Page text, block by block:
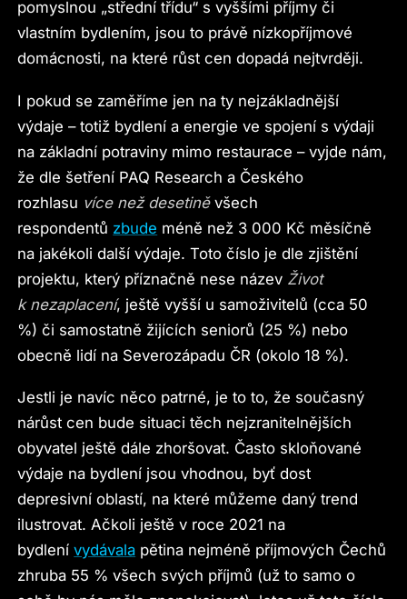
pomyslnou „střední třídu“ s vyššími příjmy či
vlastním bydlením, jsou to právě nízkopříjmové
domácnosti, na které růst cen dopadá nejtvrději.
I pokud se zaměříme jen na ty nejzákladnější
výdaje – totiž bydlení a energie ve spojení s výdaji
na základní potraviny mimo restaurace – vyjde nám,
že dle šetření PAQ Research a Českého
rozhlasu více než desetiněvšech
respondentů zbude méně než 3 000 Kč měsíčně
na jakékoli další výdaje. Toto číslo je dle zjištění
projektu, který příznačně nese název Život
k nezaplacení, ještě vyšší u samoživitelů (cca 50
%) či samostatně žijících seniorů (25 %) nebo
obecně lidí na Severozápadu ČR (okolo 18 %).
Jestli je navíc něco patrné, je to to, že současný
nárůst cen bude situaci těch nejzranitelnějších
obyvatel ještě dále zhoršovat. Často skloňované
výdaje na bydlení jsou vhodnou, byť dost
depresivní oblastí, na které můžeme daný trend
ilustrovat. Ačkoli ještě v roce 2021 na
bydlenívydávala pětina nejméně příjmových Čechů
zhruba 55 % všech svých příjmů (už to samo o